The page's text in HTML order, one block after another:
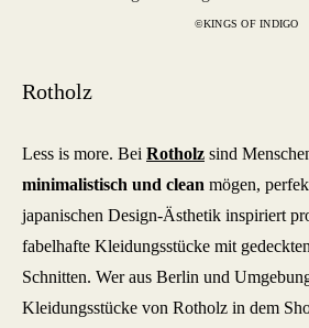
©KINGS OF INDIGO
Rotholz
Less is more. Bei Rotholz sind
minimalistisch und clean mögen,
japanischen Design-Ästhetik inspiriert
fabelhafte Kleidungsstücke mit
Schnitten. Wer aus Berlin und
Kleidungsstücke von Rotholz in dem